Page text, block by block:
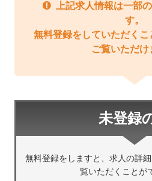
上記求人情報は一部
す。
無料登録をしていただく
ご覧いただけ
未登録
無料登録をしますと、求人の詳
覧いただくことが